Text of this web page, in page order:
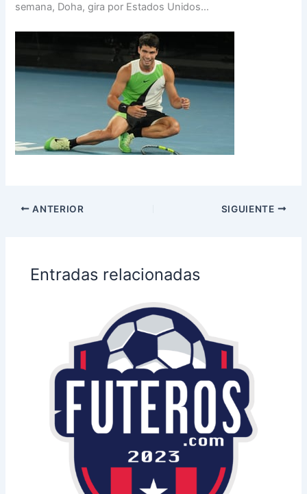
semana, Doha, gira por Estados Unidos…
ANTERIOR SIGUIENTE
Entradas relacionadas